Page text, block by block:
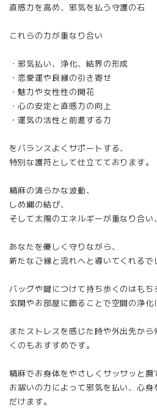
直感力を高め、邪気を払う守護の石
これらの力が重なり合い
・邪気払い、浄化、結界の形成
・恋愛運や良縁の引き寄せ
・魅力や女性性の開花
・心の安定と直感力の向上
・運気の活性と前進する力
をバランスよくサポートする、
特別な護符として仕立てております。
精麻の清らかな波動、
しめ縄の結び、
そして太陽のエネルギーが重なり合い、
あなたを優しく守りながら、
新たなご縁と流れへと導いてくれるで
バッグや鍵につけて持ち歩くのはもち
玄関やお部屋に飾ることで空間の浄化
またストレスを感じた時や外出先か
くのもおすすめです。
精麻でお身体をやさしくサッサッと撫
お祓いの力によって邪気を払い、心
だけます。